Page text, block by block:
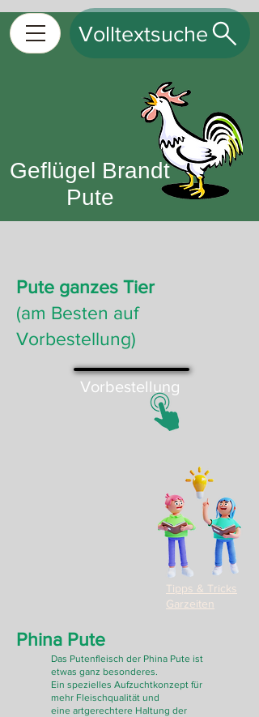
Volltextsuche
Geflügel Brandt
Pute
Pute ganzes Tier
(am Besten auf
Vorbestellung)
Vorbestellung
Tipps & Tricks
Garzeiten
Phina Pute
Das Putenfleisch der Phina Pute ist
etwas ganz besonderes.
Ein spezielles Aufzuchtkonzept für
mehr Fleischqualität und
eine artgerechtere Haltung der